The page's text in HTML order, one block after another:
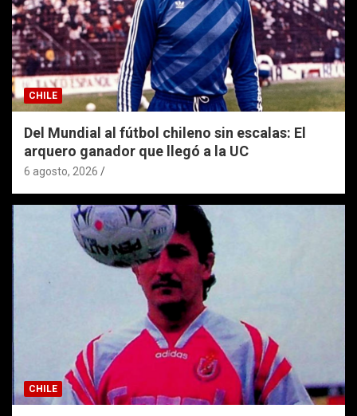
CHILE
Del Mundial al fútbol chileno sin escalas: El
arquero ganador que llegó a la UC
6 agosto, 2026
CHILE